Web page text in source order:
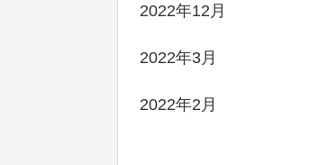
2022年12月
2022年3月
2022年2月